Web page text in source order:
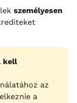
személyesen
kell
az
a